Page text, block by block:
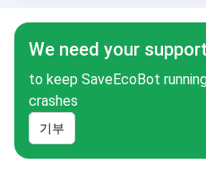
We need your support
to keep SaveEcoBot
crashes
기부